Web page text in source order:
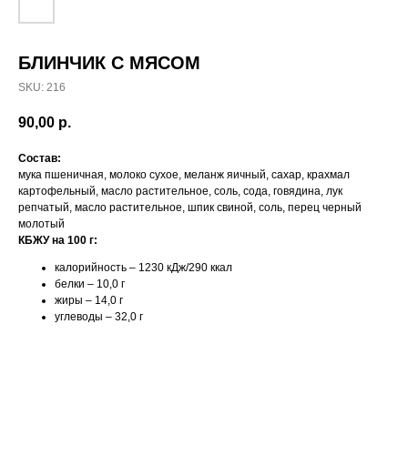
БЛИНЧИК С МЯСОМ
SKU: 216
90,00 р.
Состав:
мука пшеничная, молоко сухое, меланж яичный, сахар, крахмал
картофельный, масло растительное, соль, сода, говядина, лук
репчатый, масло растительное, шпик свиной, соль, перец черный
молотый
КБЖУ на 100 г:
калорийность – 1230 кДж/290 ккал
белки – 10,0 г
жиры – 14,0 г
углеводы – 32,0 г